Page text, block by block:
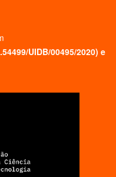
UIDB/00495/2020) e